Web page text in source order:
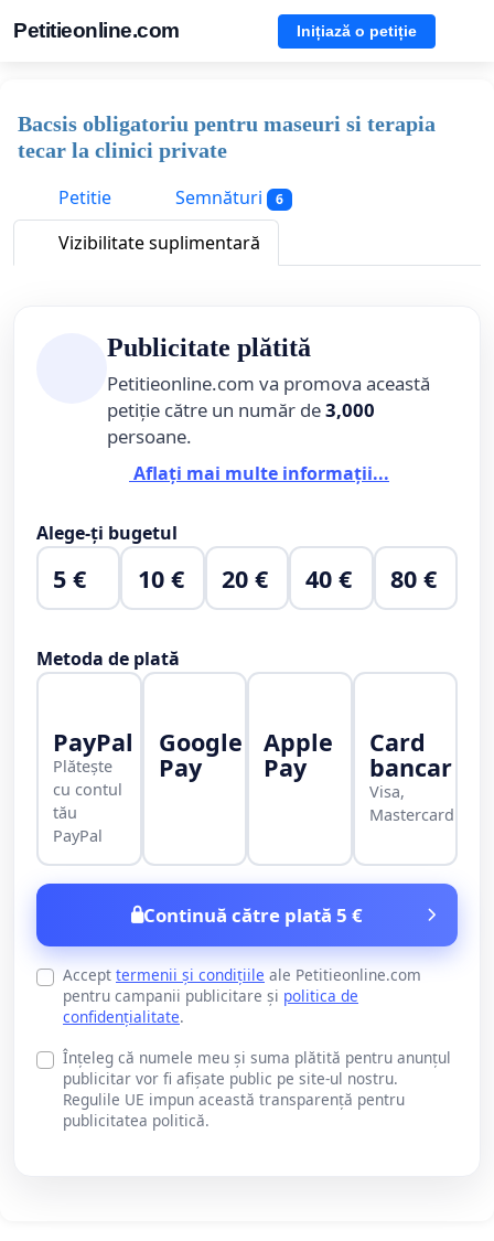
Petitieonline.com Inițiază o petiție
Bacsis obligatoriu pentru maseuri si terapia
tecar la clinici private
Petitie
Semnături 6
Vizibilitate suplimentară
Publicitate plătită
Petitieonline.com va promova această
petiție către un număr de3,000
persoane.
Aflați mai multe informații...
Alege-ți bugetul
5 € 10 € 20 € 40 € 80 €
Metoda de plată
PayPal
Plătește
cu contul
tău
PayPal
Google
Pay
Apple
Pay
Card
bancar
Visa,
Mastercard
Continuă către plată 5 €
Accept termenii și condițiile ale Petitieonline.com
pentru campanii publicitare și politica de
confidențialitate.
Înțeleg că numele meu și suma plătită pentru anunțul
publicitar vor fi afișate public pe site-ul nostru.
Regulile UE impun această transparență pentru
publicitatea politică.